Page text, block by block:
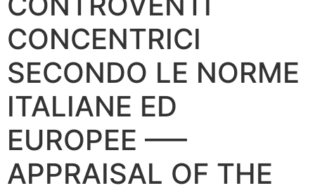
CONCENTRICI
SECONDO LE NORME
ITALIANE ED
EUROPEE —–
APPRAISAL OF THE